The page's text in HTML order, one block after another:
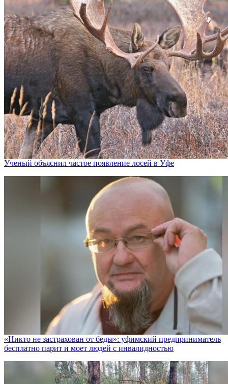
Ученый объяснил частое появление лосей в Уфе
«Никто не заcтрахован от беды»: уфимский предприниматель
бесплатно парит и моет людей с инвалидностью